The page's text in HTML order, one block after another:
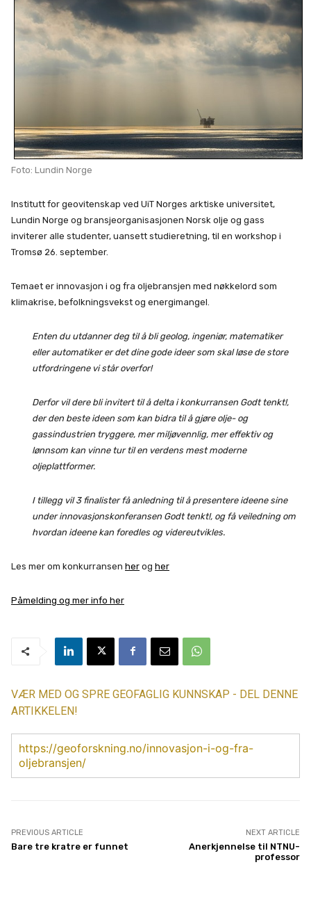
Foto: Lundin Norge
Institutt for geovitenskap ved UiT Norges arktiske universitet,
Lundin Norge og bransjeorganisasjonen Norsk olje og gass
inviterer alle studenter, uansett studieretning, til en workshop i
Tromsø 26. september.
Temaet er innovasjon i og fra oljebransjen med nøkkelord som
klimakrise, befolkningsvekst og energimangel.
Enten du utdanner deg til å bli geolog, ingeniør, matematiker
eller automatiker er det dine gode ideer som skal løse de store
utfordringene vi står overfor!
Derfor vil dere bli invitert til å delta i konkurransen Godt tenkt!,
der den beste ideen som kan bidra til å gjøre olje- og
gassindustrien tryggere, mer miljøvennlig, mer effektiv og
lønnsom kan vinne tur til en verdens mest moderne
oljeplattformer.
I tillegg vil 3 finalister få anledning til å presentere ideene sine
under innovasjonskonferansen Godt tenkt!, og få veiledning om
hvordan ideene kan foredles og videreutvikles.
Les mer om konkurransen her og her
Påmelding og mer info her
VÆR MED OG SPRE GEOFAGLIG KUNNSKAP - DEL DENNE
ARTIKKELEN!
https://geoforskning.no/innovasjon-i-og-fra-
oljebransjen/
PREVIOUS ARTICLE
Bare tre kratre er funnet
NEXT ARTICLE
Anerkjennelse til NTNU-
professor